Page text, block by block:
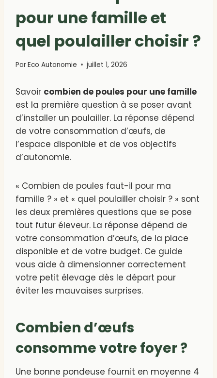
pour une famille et
quel poulailler choisir ?
ParEco Autonomie juillet 1, 2026
Savoir combien de poules pour une famille
est la première question à se poser avant
d’installer un poulailler. La réponse dépend
de votre consommation d’œufs, de
l’espace disponible et de vos objectifs
d’autonomie.
« Combien de poules faut-il pour ma
famille ? » et « quel poulailler choisir ? » sont
les deux premières questions que se pose
tout futur éleveur. La réponse dépend de
votre consommation d’œufs, de la place
disponible et de votre budget. Ce guide
vous aide à dimensionner correctement
votre petit élevage dès le départ pour
éviter les mauvaises surprises.
Combien d’œufs
consomme votre foyer ?
Une bonne pondeuse fournit en moyenne 4